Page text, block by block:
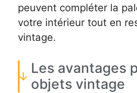
peuvent compléter la
votre intérieur tout en
vintage.
Les avantages
objets vintage